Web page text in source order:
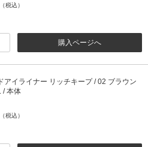
（税込）
購入ページへ
アイライナー リッチキープ / 02 ブラウン
/ 本体
（税込）